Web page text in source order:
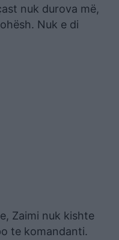
nuk durova më,
Nuk e di
Zaimi nuk kishte
te komandanti.